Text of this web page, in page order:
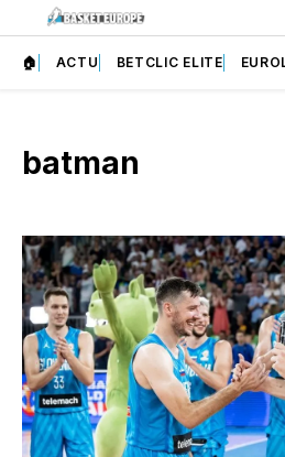
🏠 ACTU BETCLIC ELITE
batman